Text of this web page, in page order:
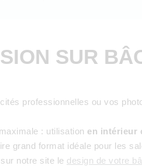
SUR
professionnelles ou vos
: utilisation en intérieur
grand format idéale pour les
notre site le design de votre